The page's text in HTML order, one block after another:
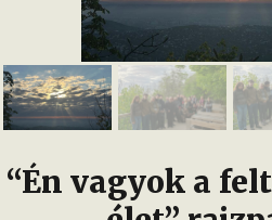
“Én vagyok a